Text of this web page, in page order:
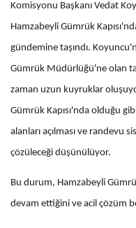
Komisyonu Başkanı Vedat
Hamzabeyli Gümrük
gündemine taşındı.
Gümrük Müdürlüğü'ne olan
zaman uzun kuyruklar
Gümrük Kapısı'nda olduğu
alanları açılması ve randevu
çözüleceği düşünülüyor.
Bu durum, Hamzabeyli
devam ettiğini ve acil çözüm